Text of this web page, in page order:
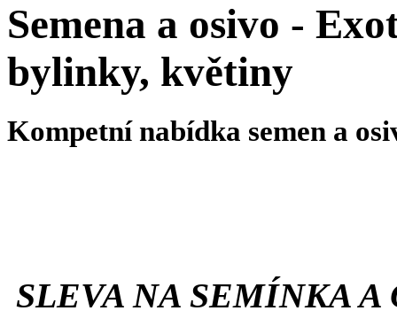
Semena a osivo -
bylinky, květiny
Kompetní nabídka semen a
SLEVA NA SEMÍNKA A